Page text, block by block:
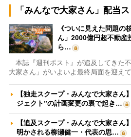
「みんなで大家さん」配当
《ついに見えた問題の
ん」2000億円超不動産
ら…
本誌『週刊ポスト』が追及してきた
大家さん」がいよいよ最終局面を迎え
【独走スクープ・みんなで大家さん
ジェクト”の計画変更の裏で起き…
【追及スクープ・みんなで大家さん
明かされる柳瀬健一・代表の思…